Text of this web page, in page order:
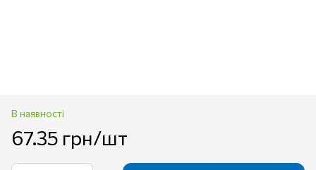
В наявності
67.35 грн/шт